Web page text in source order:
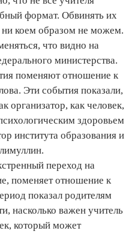
формат. Обвинять их
коем образом не можем.
что видно на
министерства.
поменяют отношение к
Эти события показали,
организатор, как человек,
здоровьем
института образования и
переход на
поменяет отношение к
показал родителям
насколько важен учитель
который может